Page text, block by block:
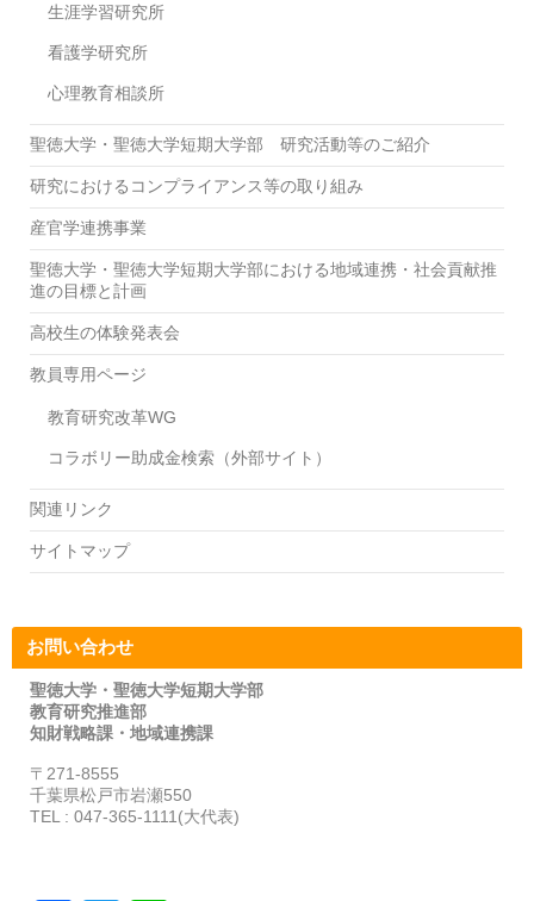
生涯学習研究所
看護学研究所
心理教育相談所
聖徳大学・聖徳大学短期大学部 研究活動等のご紹介
研究におけるコンプライアンス等の取り組み
産官学連携事業
聖徳大学・聖徳大学短期大学部における地域連携・社会貢献推
進の目標と計画
高校生の体験発表会
教員専用ページ
教育研究改革WG
コラボリー助成金検索（外部サイト）
関連リンク
サイトマップ
お問い合わせ
聖徳大学・聖徳大学短期大学部
教育研究推進部
知財戦略課・地域連携課
〒271-8555
千葉県松戸市岩瀬550
TEL : 047-365-1111(大代表)